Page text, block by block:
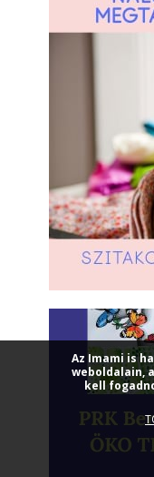
Az Imami is
weboldalain,
kell